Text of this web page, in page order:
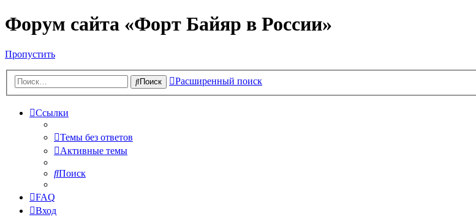
Форум сайта «Форт Байяр в России»
Пропустить
Поиск Расширенный поиск
Ссылки
Темы без ответов
Активные темы
Поиск
FAQ
Вход